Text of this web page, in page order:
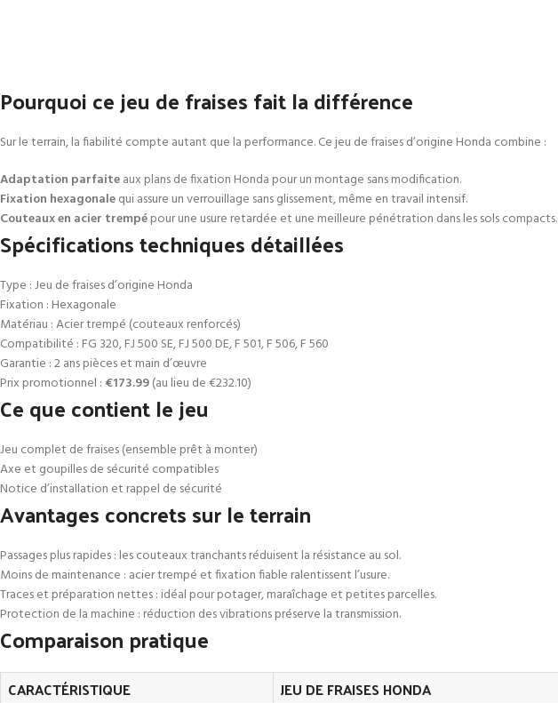
Pourquoi ce jeu de fraises fait la différence
Sur le terrain, la fiabilité compte autant que la performance. Ce jeu de fraises d’origine Honda combine :
Adaptation parfaiteaux plans de fixation Honda pour un montage sans modification.
Fixation hexagonalequi assure un verrouillage sans glissement, même en travail intensif.
Couteaux en acier trempépour une usure retardée et une meilleure pénétration dans les sols compacts.
Spécifications techniques détaillées
Type : Jeu de fraises d’origine Honda
Fixation : Hexagonale
Matériau : Acier trempé (couteaux renforcés)
Compatibilité : FG 320, FJ 500 SE, FJ 500 DE, F 501, F 506, F 560
Garantie : 2 ans pièces et main d’œuvre
Prix promotionnel : €173.99(au lieu de €232.10)
Ce que contient le jeu
Jeu complet de fraises (ensemble prêt à monter)
Axe et goupilles de sécurité compatibles
Notice d’installation et rappel de sécurité
Avantages concrets sur le terrain
Passages plus rapides : les couteaux tranchants réduisent la résistance au sol.
Moins de maintenance : acier trempé et fixation fiable ralentissent l’usure.
Traces et préparation nettes : idéal pour potager, maraîchage et petites parcelles.
Protection de la machine : réduction des vibrations préserve la transmission.
Comparaison pratique
CARACTÉRISTIQUE JEU DE FRAISES HONDA